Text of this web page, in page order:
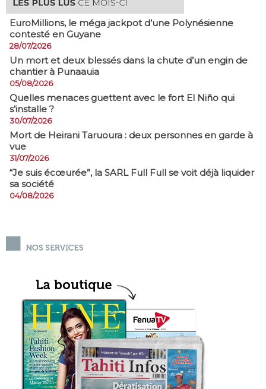
EuroMillions, ​le méga jackpot d’une Polynésienne
contesté en Guyane
28/07/2026
​Un mort et deux blessés dans la chute d’un engin de
chantier à Punaauia
05/08/2026
Quelles menaces guettent avec le fort El Niño qui
s’installe ?
30/07/2026
Mort de Heirani Taruoura : deux personnes en garde à
vue
31/07/2026
​“Je suis écœurée”, la SARL Full Full se voit déjà liquider
sa société
04/08/2026